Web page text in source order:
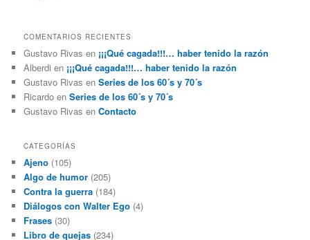
COMENTARIOS RECIENTES
Gustavo Rivas en ¡¡¡Qué cagada!!!… haber tenido la razón
Alberdi en ¡¡¡Qué cagada!!!… haber tenido la razón
Gustavo Rivas enSeries de los 60´s y 70´s
Ricardo enSeries de los 60´s y 70´s
Gustavo Rivas enContacto
CATEGORÍAS
Ajeno (105)
Algo de humor (205)
Contra la guerra (184)
Diálogos con Walter Ego (4)
Frases (30)
Libro de quejas (234)